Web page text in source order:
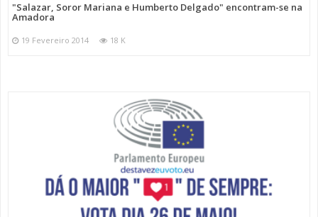
"Salazar, Soror Mariana e Humberto Delgado" encontram-se na
Amadora
19 Fevereiro 2014 18 K